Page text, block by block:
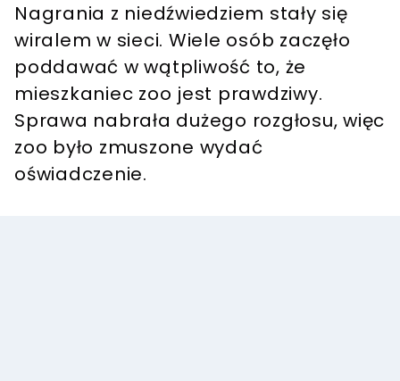
Nagrania z niedźwiedziem stały się
wiralem w sieci. Wiele osób zaczęło
poddawać w wątpliwość to, że
mieszkaniec zoo jest prawdziwy.
Sprawa nabrała dużego rozgłosu, więc
zoo było zmuszone wydać
oświadczenie.